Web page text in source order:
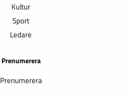
Kultur
Sport
Ledare
Prenumerera
Prenumerera